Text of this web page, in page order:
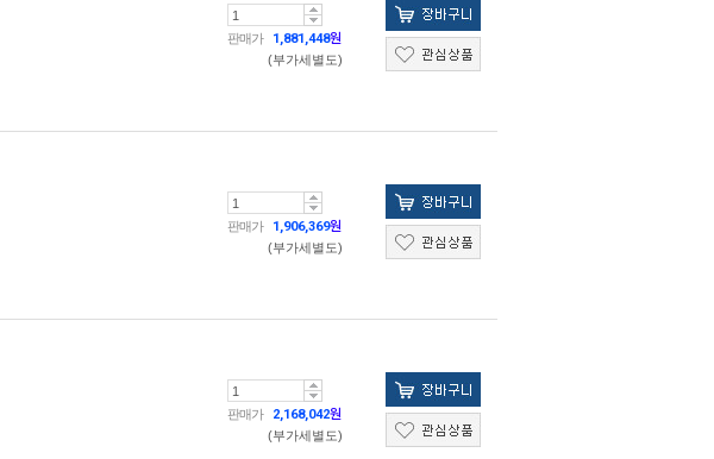
판매가 1,881,448원
(부가세별도)
판매가 1,906,369원
(부가세별도)
판매가 2,168,042원
(부가세별도)